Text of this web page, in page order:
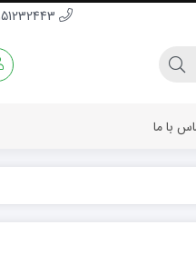
با ما